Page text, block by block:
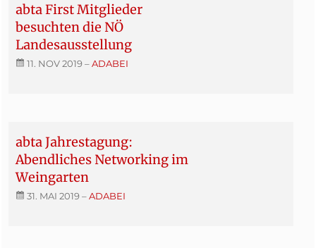
abta First Mitglieder
besuchten die NÖ
Landesausstellung
11. NOV 2019–ADABEI
abta Jahrestagung:
Abendliches Networking im
Weingarten
31. MAI 2019–ADABEI